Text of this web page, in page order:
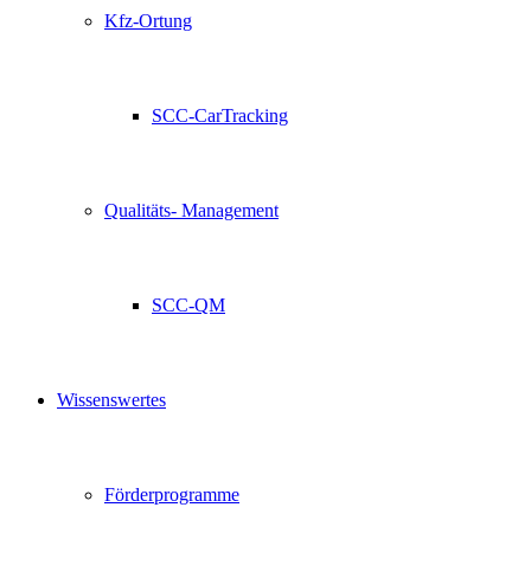
Kfz-Ortung
SCC-CarTracking
Qualitäts- Management
SCC-QM
Wissenswertes
Förderprogramme